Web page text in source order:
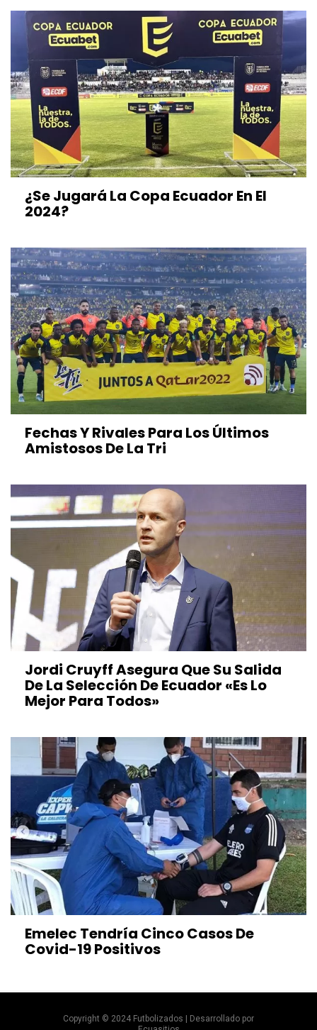
¿Se Jugará La Copa Ecuador En El
2024?
Fechas Y Rivales Para Los Últimos
Amistosos De La Tri
Jordi Cruyff Asegura Que Su Salida
De La Selección De Ecuador «es Lo
Mejor Para Todos»
Emelec Tendría Cinco Casos De
Covid-19 Positivos
Copyright © 2024 Futbolizados | Desarrollado por